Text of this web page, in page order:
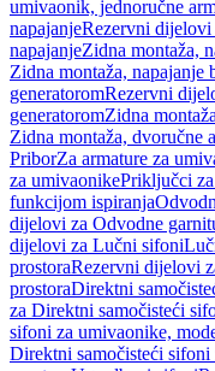
umivaonik, jednoručne
napajanjeRezervni dijelovi
napajanjeZidna montaža,
Zidna montaža, napajanje
generatoromRezervni
generatoromZidna
Zidna montaža, dvoručne
PriborZa armature za
za umivaonikePriključci
funkcijom ispiranja
dijelovi za Odvodne
dijelovi za Lučni sifoni
prostoraRezervni dijelovi
prostoraDirektni
za Direktni samočisteći
sifoni za umivaonike,
Direktni samočisteći sifoni